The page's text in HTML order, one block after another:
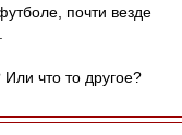
почти везде
что то другое?